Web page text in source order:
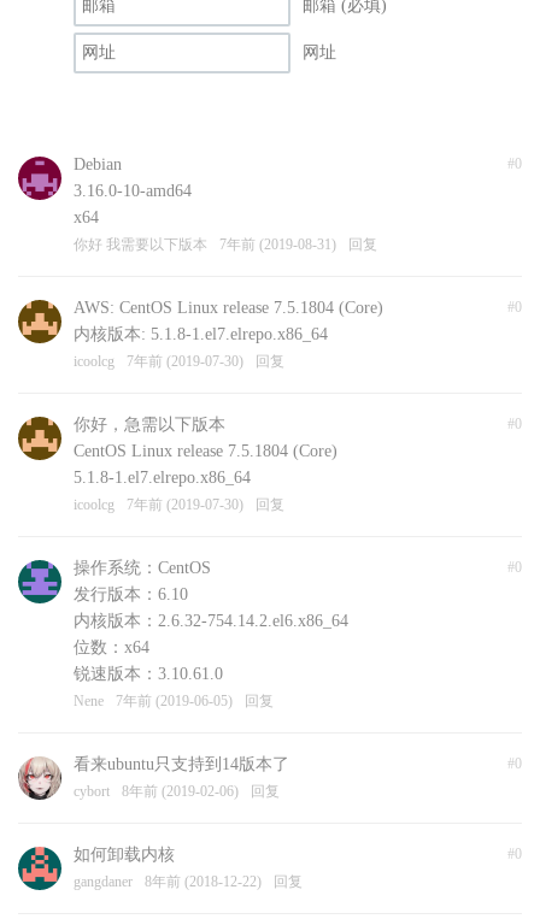
邮箱 (必填)
网址
#0
Debian
3.16.0-10-amd64
x64
你好 我需要以下版本 7年前 (2019-08-31) 回复
#0
AWS: CentOS Linux release 7.5.1804 (Core)
内核版本: 5.1.8-1.el7.elrepo.x86_64
icoolcg 7年前 (2019-07-30) 回复
#0
你好，急需以下版本
CentOS Linux release 7.5.1804 (Core)
5.1.8-1.el7.elrepo.x86_64
icoolcg 7年前 (2019-07-30) 回复
#0
操作系统：CentOS
发行版本：6.10
内核版本：2.6.32-754.14.2.el6.x86_64
位数：x64
锐速版本：3.10.61.0
Nene 7年前 (2019-06-05) 回复
#0
看来ubuntu只支持到14版本了
cybort 8年前 (2019-02-06) 回复
#0
如何卸载内核
gangdaner 8年前 (2018-12-22) 回复